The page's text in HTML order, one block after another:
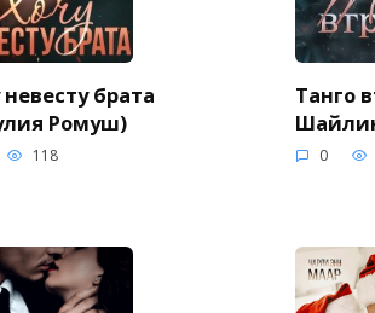
брата
Ромуш)
118
Танго
0